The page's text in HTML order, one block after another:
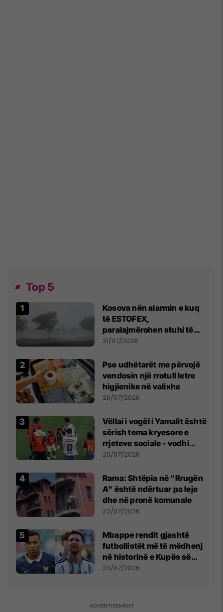
Top 5
Kosova nën alarmin e kuq
të ESTOFEX,
paralajmërohen stuhi të
fuqishme me breshër dhe
21/07/2026
Pse udhëtarët me përvojë
vendosin një rrotull letre
higjienike në valixhe
20/07/2026
Vëllai i vogël i Yamalit është
sërish tema kryesore e
rrjeteve sociale - vodhi
vëmendjen pas finales së
20/07/2026
Rama: Shtëpia në "Rrugën
A" është ndërtuar pa leje
dhe në pronë komunale
22/07/2026
Mbappe rendit gjashtë
futbollistët më të mëdhenj
në historinë e Kupës së
Botës, Messi mbetet i dyti
23/07/2026